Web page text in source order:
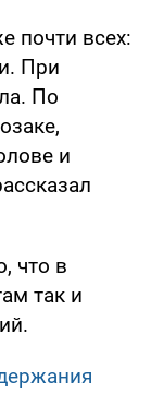
почти всех:
При
По
и
что в
так и